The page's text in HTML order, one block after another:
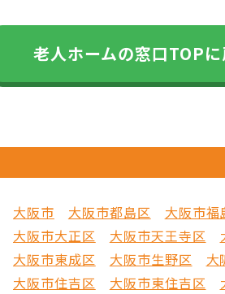
老人ホームの窓口TOPに
大阪市 大阪市都島区 大阪市福
大阪市大正区
大阪市天王寺区
大阪市東成区
大阪市生野区 大
大阪市住吉区
大阪市東住吉区